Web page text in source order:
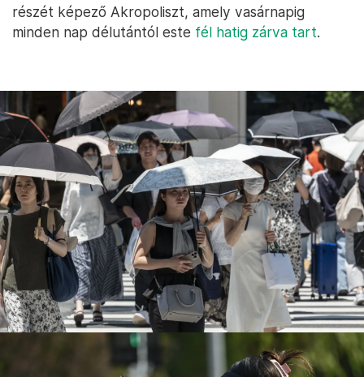
részét képező Akropoliszt, amely vasárnapig
minden nap délutántól este fél hatig zárva tart.